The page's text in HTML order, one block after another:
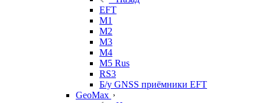
EFT
M1
M2
M3
M4
M5 Rus
RS3
Б/у GNSS приёмники EFT
GeoMax